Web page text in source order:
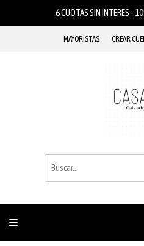
6 CUOTAS SIN INTERES -
MAYORISTAS CREAR